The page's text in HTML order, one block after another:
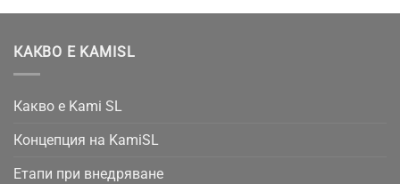
КАКВО Е KAMISL
Какво е Kami SL
Концепция на KamiSL
Етапи при внедряване